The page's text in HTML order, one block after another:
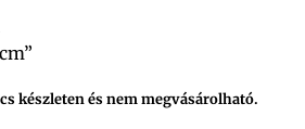
készleten és nem megvásárolható.